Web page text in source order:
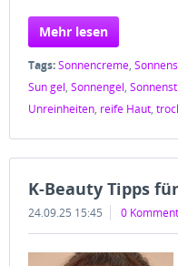
Mehr lesen
Tags:Sonnencreme,
Sun gel, Sonnengel,
Unreinheiten, reife Haut,
K-Beauty Tipps
24.09.25 15:45 0